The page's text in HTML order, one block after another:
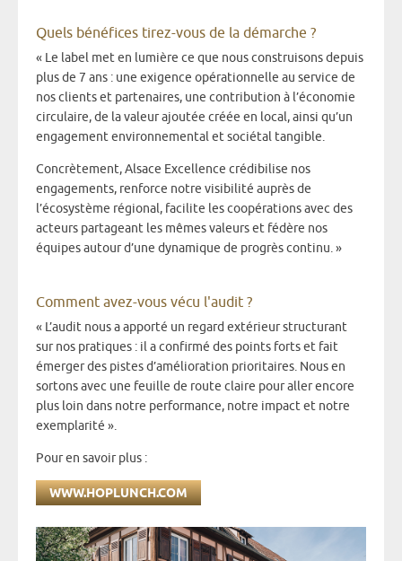
Quels bénéfices tirez-vous de la démarche ?
« Le label met en lumière ce que nous construisons depuis
plus de 7 ans : une exigence opérationnelle au service de
nos clients et partenaires, une contribution à l’économie
circulaire, de la valeur ajoutée créée en local, ainsi qu’un
engagement environnemental et sociétal tangible.
Concrètement, Alsace Excellence crédibilise nos
engagements, renforce notre visibilité auprès de
l’écosystème régional, facilite les coopérations avec des
acteurs partageant les mêmes valeurs et fédère nos
équipes autour d’une dynamique de progrès continu. »
Comment avez-vous vécu l'audit ?
« L’audit nous a apporté un regard extérieur structurant
sur nos pratiques : il a confirmé des points forts et fait
émerger des pistes d’amélioration prioritaires. Nous en
sortons avec une feuille de route claire pour aller encore
plus loin dans notre performance, notre impact et notre
exemplarité ».
Pour en savoir plus :
WWW.HOPLUNCH.COM